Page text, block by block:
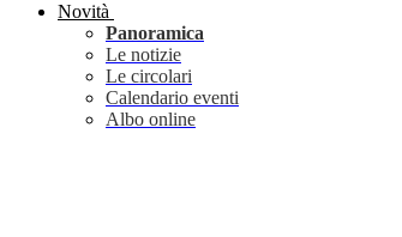
Novità
Panoramica
Le notizie
Le circolari
Calendario eventi
Albo online